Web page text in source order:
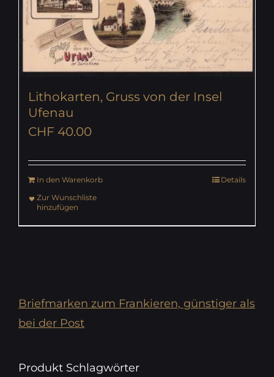
Lithokarten, Gruss von der Insel
Ufenau
CHF 40.00
In den Warenkorb
Details
Zur Wunschliste
hinzufügen
Briefmarken zum Frankieren, günstiger als
bei der Post
Produkt Schlagwörter